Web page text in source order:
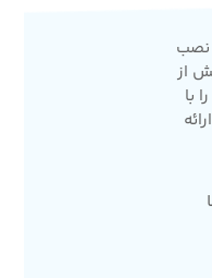
نصب
از
با